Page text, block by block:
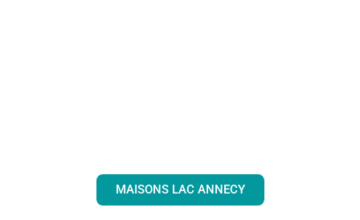
MAISONS LAC ANNECY